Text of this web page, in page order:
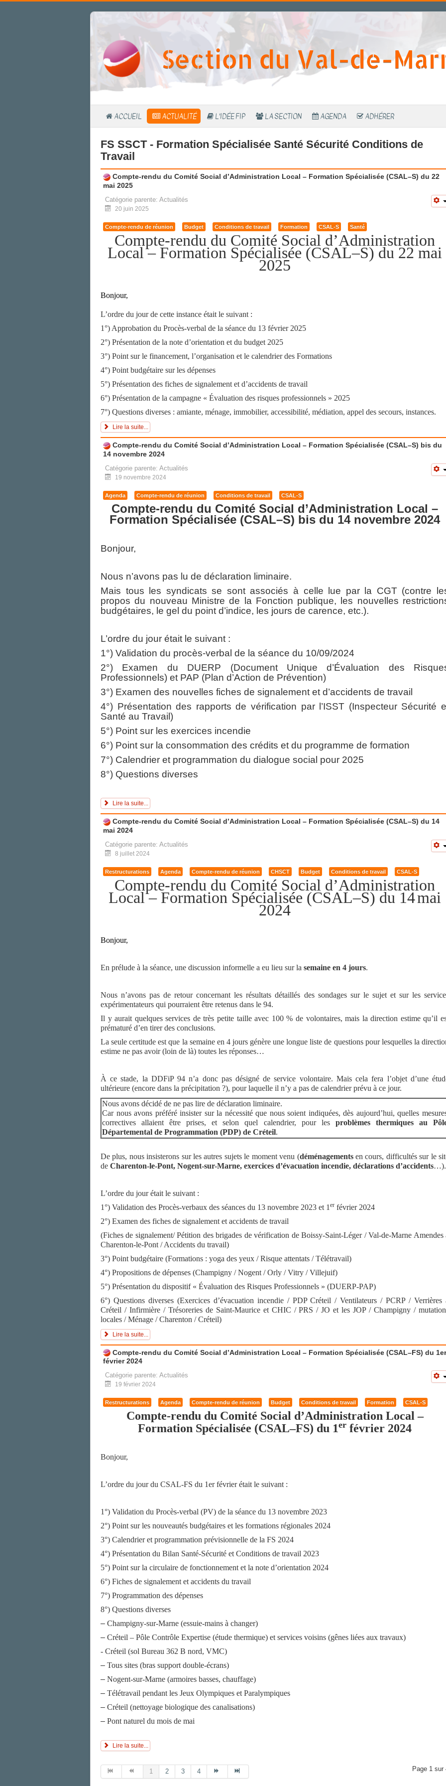
Section du Val-de-
ACCUEIL ACTUALITÉ L'IDÉE FIP LA SECTION AGENDA ADHÉRER
FS SSCT - Formation Spécialisée Santé Sécurité Conditions de
Travail
Compte-rendu du Comité Social d’Administration Local – Formation Spécialisée (CSAL–S) du 22
mai 2025
Catégorie parente: Actualités
20 juin 2025
Compte-rendu de réunion Budget Conditions de travail Formation CSAL-S Santé
Compte-rendu du Comité Social d’Administration
Local – Formation Spécialisée (CSAL–S) du 22 mai
2025
Bonjour,
L’ordre du jour de cette instance était le suivant :
1°) Approbation du Procès-verbal de la séance du 13 février 2025
2°) Présentation de la note d’orientation et du budget 2025
3°) Point sur le financement, l’organisation et le calendrier des Formations
4°) Point budgétaire sur les dépenses
5°) Présentation des fiches de signalement et d’accidents de travail
6°) Présentation de la campagne « Évaluation des risques professionnels » 2025
7°) Questions diverses : amiante, ménage, immobilier, accessibilité, médiation, appel des secours, instances.
Lire la suite...
Compte-rendu du Comité Social d’Administration Local – Formation Spécialisée (CSAL–S) bis du
14 novembre 2024
Catégorie parente: Actualités
19 novembre 2024
Agenda Compte-rendu de réunion Conditions de travail CSAL-S
Compte-rendu du Comité Social d’Administration Local –
Formation Spécialisée (CSAL–S) bis du 14 novembre 2024
Bonjour,
Nous n’avons pas lu de déclaration liminaire.
Mais tous les syndicats se sont associés à celle lue par la CGT (contre
propos du nouveau Ministre de la Fonction publique, les nouvelles
budgétaires, le gel du point d’indice, les jours de carence, etc.).
L’ordre du jour était le suivant :
1°) Validation du procès-verbal de la séance du 10/09/2024
2°) Examen du DUERP (Document Unique d’Évaluation des
Professionnels) et PAP (Plan d’Action de Prévention)
3°) Examen des nouvelles fiches de signalement et d’accidents de travail
4°) Présentation des rapports de vérification par l’ISST (Inspecteur Sécurité
Santé au Travail)
5°) Point sur les exercices incendie
6°) Point sur la consommation des crédits et du programme de formation
7°) Calendrier et programmation du dialogue social pour 2025
8°) Questions diverses
Lire la suite...
Compte-rendu du Comité Social d’Administration Local – Formation Spécialisée (CSAL–S) du 14
mai 2024
Catégorie parente: Actualités
8 juillet 2024
Restructurations Agenda Compte-rendu de réunion CHSCT Budget Conditions de travail CSAL-S
Compte-rendu du Comité Social d’Administration
Local – Formation Spécialisée (CSAL–S) du 14mai
2024
Bonjour,
En prélude à la séance, une discussion informelle a eu lieu sur la semaine en 4 jours.
Nous n’avons pas de retour concernant les résultats détaillés des sondages sur le sujet et sur les
expérimentateurs qui pourraient être retenus dans le 94.
Il y aurait quelques services de très petite taille avec 100 % de volontaires, mais la direction estime qu’il
prématuré d’en tirer des conclusions.
La seule certitude est que la semaine en 4 jours génère une longue liste de questions pour lesquelles la
estime ne pas avoir (loin de là) toutes les réponses…
À ce stade, la DDFiP 94 n’a donc pas désigné de service volontaire. Mais cela fera l’objet d’une
ultérieure (encore dans la précipitation ?), pour laquelle il n’y a pas de calendrier prévu à ce jour.
Nous avons décidé de ne pas lire de déclaration liminaire.
Car nous avons préféré insister sur la nécessité que nous soient indiquées, dès aujourd’hui, quelles
correctives allaient être prises, et selon quel calendrier, pour les problèmes thermiques au
Départemental de Programmation (PDP) de Créteil.
De plus, nous insisterons sur les autres sujets le moment venu (déménagementsen cours, difficultés sur le
de Charenton-le-Pont, Nogent-sur-Marne, exercices d’évacuation incendie, déclarations d’accidents…).
L’ordre du jour était le suivant :
1°) Validation des Procès-verbaux des séances du 13 novembre 2023 et 1 er février 2024
2°) Examen des fiches de signalement et accidents de travail
(Fiches de signalement/ Pétition des brigades de vérification de Boissy-Saint-Léger / Val-de-Marne Amendes
Charenton-le-Pont / Accidents du travail)
3°) Point budgétaire (Formations : yoga des yeux / Risque attentats / Télétravail)
4°) Propositions de dépenses (Champigny / Nogent / Orly / Vitry / Villejuif)
5°) Présentation du dispositif « Évaluation des Risques Professionnels » (DUERP-PAP)
6°) Questions diverses (Exercices d’évacuation incendie / PDP Créteil / Ventilateurs / PCRP / Verrières
Créteil / Infirmière / Trésoreries de Saint-Maurice et CHIC / PRS / JO et les JOP / Champigny /
locales / Ménage / Charenton / Créteil)
Lire la suite...
Compte-rendu du Comité Social d’Administration Local – Formation Spécialisée (CSAL–FS) du 1er
février 2024
Catégorie parente: Actualités
19 février 2024
Restructurations Agenda Compte-rendu de réunion Budget Conditions de travail Formation CSAL-S
Compte-rendu du Comité Social d’Administration Local –
Formation Spécialisée (CSAL–FS) du 1er février 2024
Bonjour,
L’ordre du jour du CSAL-FS du 1er février était le suivant :
1°) Validation du Procès-verbal (PV) de la séance du 13 novembre 2023
2°) Point sur les nouveautés budgétaires et les formations régionales 2024
3°) Calendrier et programmation prévisionnelle de la FS 2024
4°) Présentation du Bilan Santé-Sécurité et Conditions de travail 2023
5°) Point sur la circulaire de fonctionnement et la note d’orientation 2024
6°) Fiches de signalement et accidents du travail
7°) Programmation des dépenses
8°) Questions diverses
– Champigny-sur-Marne (essuie-mains à changer)
– Créteil – Pôle Contrôle Expertise (étude thermique) et services voisins (gênes liées aux travaux)
- Créteil (sol Bureau 362 B nord, VMC)
– Tous sites (bras support double-écrans)
– Nogent-sur-Marne (armoires basses, chauffage)
– Télétravail pendant les Jeux Olympiques et Paralympiques
– Créteil (nettoyage biologique des canalisations)
– Pont naturel du mois de mai
Lire la suite...
Page 1 sur
1 2 3 4